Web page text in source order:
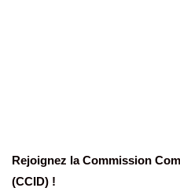
Rejoignez la Commission
(CCID) !